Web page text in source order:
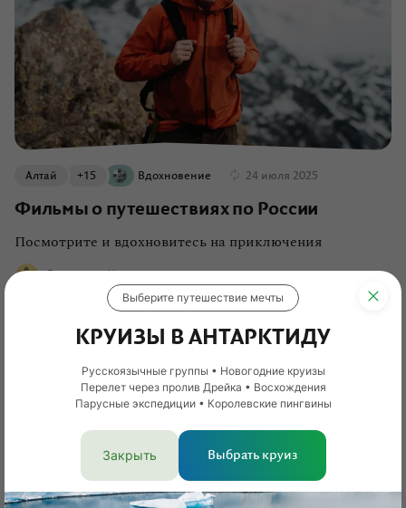
Вдохновение
+15
Алтай 24 июля 2025
Фильмы о путешествиях по России
Посмотрите и вдохновитесь на приключения
Екатерина Усова
Выберите путешествие мечты
КРУИЗЫ В АНТАРКТИДУ
Русскоязычные группы • Новогодние круизы
Перелет через пролив Дрейка • Восхождения
Парусные экспедиции • Королевские пингвины
Закрыть Выбрать круиз